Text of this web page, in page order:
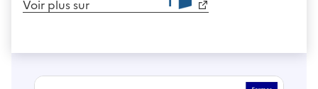
Voir plus sur